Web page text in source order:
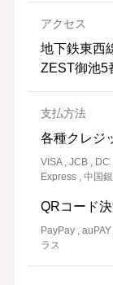
アクセス
地下鉄東西
ZEST御池5
支払方法
各種クレジ
VISA , JCB ,
Express , 中国
QRコード
PayPay ,
ラス